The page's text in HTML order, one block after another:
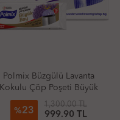
Polmix Büzgülü Lavanta
Kokulu Çöp Poşeti Büyük
Boy (Kolili Satış)
%23
1,300.00 TL
999.90 TL